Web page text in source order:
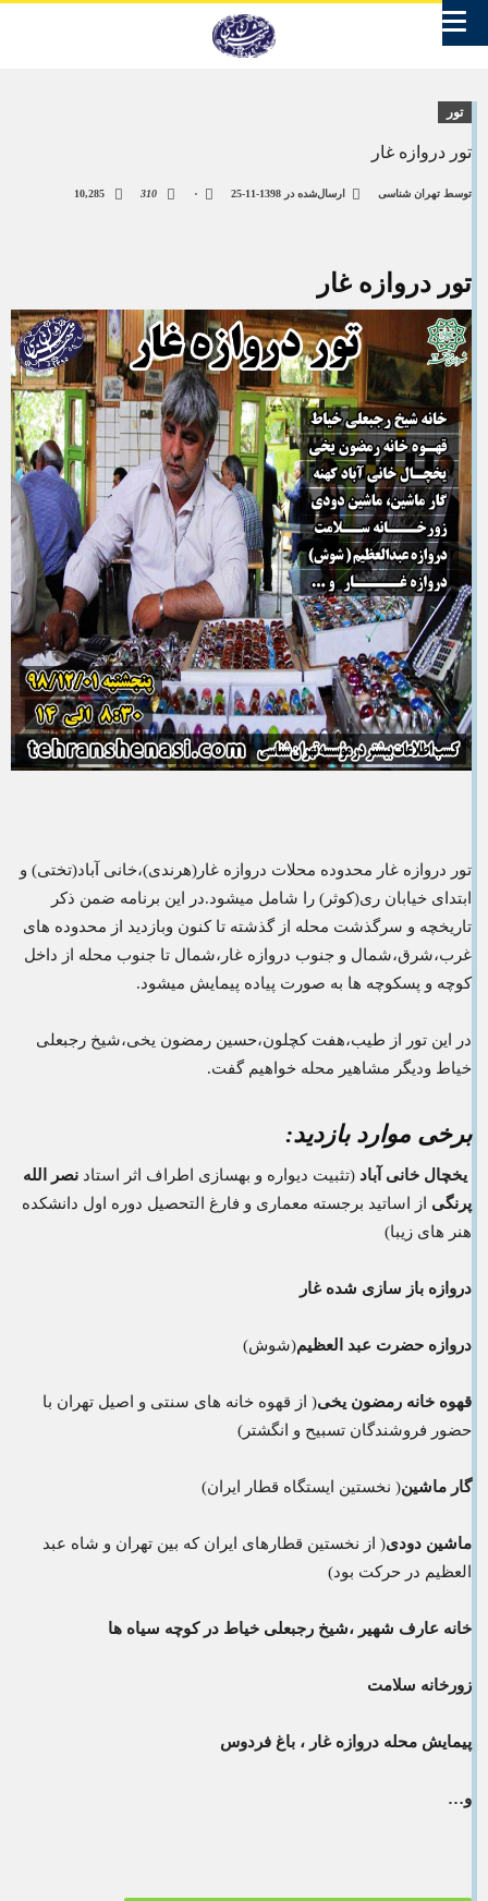
تور
تور دروازه غار
توسط تهران شناسی ارسال‌شده در 1398-11-25 ۰ 310
تور دروازه غار
تور دروازه غار محدوده محلات دروازه غار(هرندی)،خانی آباد(تختی) و
ابتدای خیابان ری(کوثر) را شامل میشود.در این برنامه ضمن ذکر
تاریخچه و سرگذشت محله از گذشته تا کنون وبازدید از محدوده های
غرب،شرق،شمال و جنوب دروازه غار،شمال تا جنوب محله از داخل
کوچه و پسکوچه ها به صورت پیاده پیمایش میشود.
در این تور از طیب،هفت کچلون،حسین رمضون یخی،شیخ رجبعلی
خیاط ودیگر مشاهیر محله خواهیم گفت.
برخی موارد بازدید:
یخچال خانی آباد (تثبیت دیواره و بهسازی اطراف اثر استاد نصر الله
پرنگی از اساتید برجسته معماری و فارغ التحصیل دوره اول دانشکده
هنر های زیبا)
دروازه باز سازی شده غار
دروازه حضرت عبد العظیم(شوش)
قهوه خانه رمضون یخی( از قهوه خانه های سنتی و اصیل تهران با
حضور فروشندگان تسبیح و انگشتر)
گار ماشین( نخستین ایستگاه قطار ایران)
ماشین دودی( از نخستین قطارهای ایران که بین تهران و شاه عبد
العظیم در حرکت بود)
خانه عارف شهیر ،شیخ رجبعلی خیاط در کوچه سیاه ها
زورخانه سلامت
پیمایش محله دروازه غار ، باغ فردوس
و…